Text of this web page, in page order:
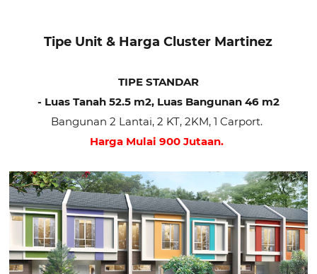
Tipe Unit & Harga Cluster Martinez
TIPE STANDAR
- Luas Tanah 52.5 m2, Luas Bangunan 46 m2
Bangunan 2 Lantai, 2 KT, 2KM, 1 Carport.
Harga Mulai 900 Jutaan.